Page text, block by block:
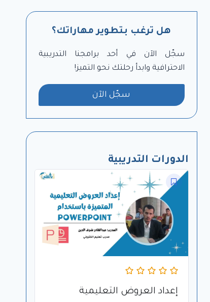
هل ترغب بتطوير مهاراتك؟
سجّل الآن في أحد برامجنا التدريبية
الاحترافية وابدأ رحلتك نحو التميز!
سجّل الآن
الدورات التدريبية
إعداد العروض التعليمية